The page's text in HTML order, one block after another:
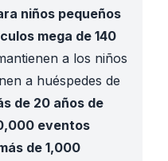
niños pequeños
mega de 140
a los niños
a huéspedes de
de 20 años de
eventos
de 1,000